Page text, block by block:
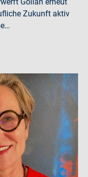
Zukunft aktiv